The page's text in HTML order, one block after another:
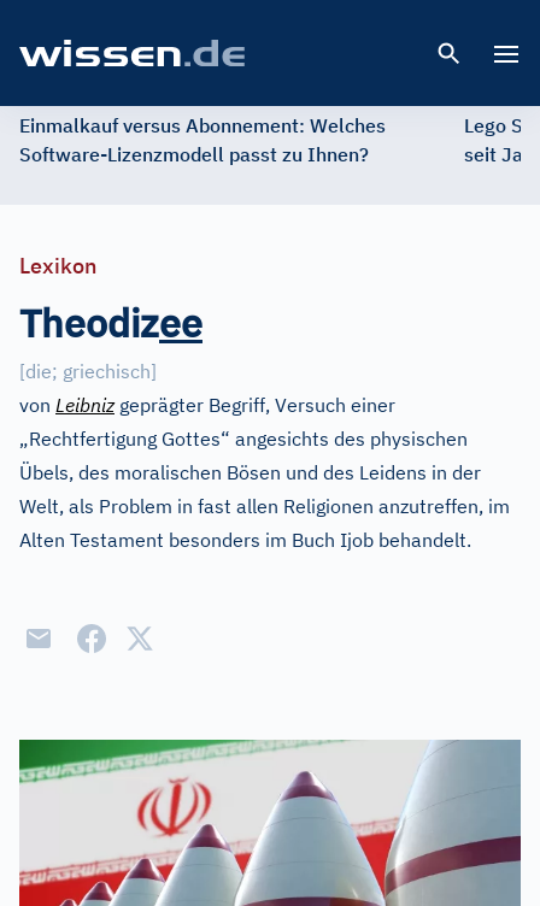
Einmalkauf versus Abonnement: Welches
Software-Lizenzmodell passt zu Ihnen?
Lego
seit
Lexikon
Theodizee
[die; griechisch]
von Leibnizgeprägter Begriff, Versuch einer
„Rechtfertigung Gottes“ angesichts des physischen
Übels, des moralischen Bösen und des Leidens in der
Welt, als Problem in fast allen Religionen anzutreffen, im
Alten Testament besonders im Buch Ijob behandelt.